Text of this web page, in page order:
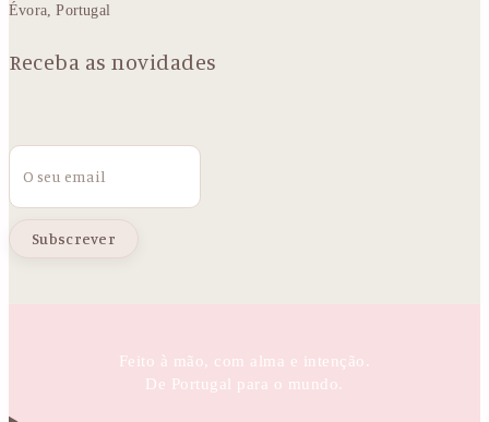
Évora, Portugal
Receba as novidades
Email
Feito à mão, com alma e intenção.
De Portugal para o mundo.